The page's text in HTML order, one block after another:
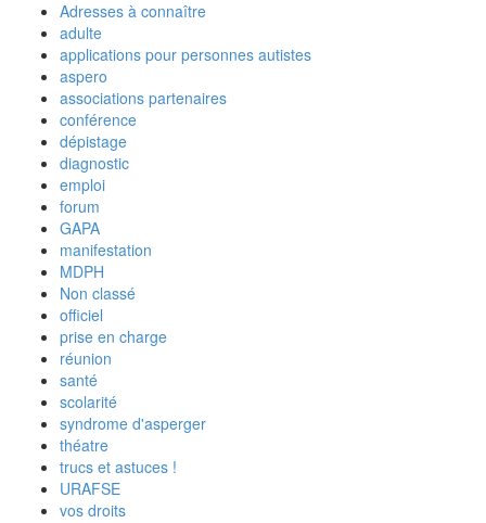
Adresses à connaître
adulte
applications pour personnes autistes
aspero
associations partenaires
conférence
dépistage
diagnostic
emploi
forum
GAPA
manifestation
MDPH
Non classé
officiel
prise en charge
réunion
santé
scolarité
syndrome d'asperger
théatre
trucs et astuces !
URAFSE
vos droits